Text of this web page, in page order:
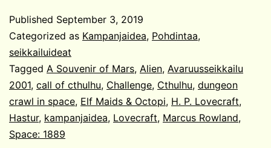
Published September 3, 2019
Categorized as Kampanjaidea, Pohdintaa,
seikkailuideat
Tagged A Souvenir of Mars, Alien, Avaruusseikkailu
2001, call of cthulhu, Challenge, Cthulhu, dungeon
crawl in space, Elf Maids & Octopi, H. P. Lovecraft,
Hastur, kampanjaidea, Lovecraft, Marcus Rowland,
Space: 1889